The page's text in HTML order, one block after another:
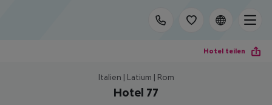
Hotel teilen
Italien | Latium | Rom
Hotel 77